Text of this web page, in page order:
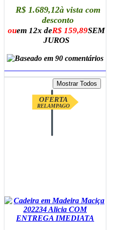
R$ 1.689,12à vista com
desconto
ouem 12x deR$ 159,89SEM
JUROS
OFERTA
RELAMPAGO